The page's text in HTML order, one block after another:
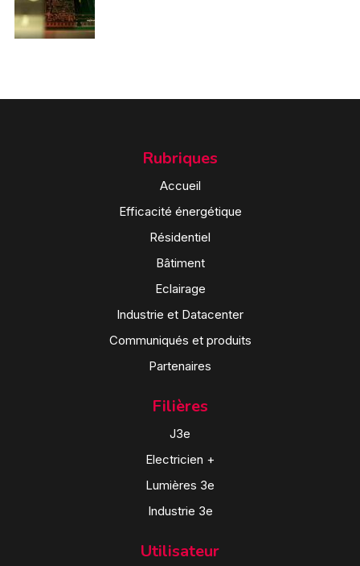
Rubriques
Accueil
Efficacité énergétique
Résidentiel
Bâtiment
Eclairage
Industrie et Datacenter
Communiqués et produits
Partenaires
Filières
J3e
Electricien +
Lumières 3e
Industrie 3e
Utilisateur